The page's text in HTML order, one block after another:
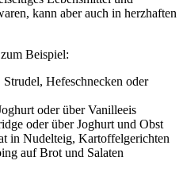
kann aber auch in herzhaften
Beispiel:
Hefeschnecken oder
oder über Vanilleeis
oder über Joghurt und Obst
in Nudelteig, Kartoffelgerichten
auf Brot und Salaten